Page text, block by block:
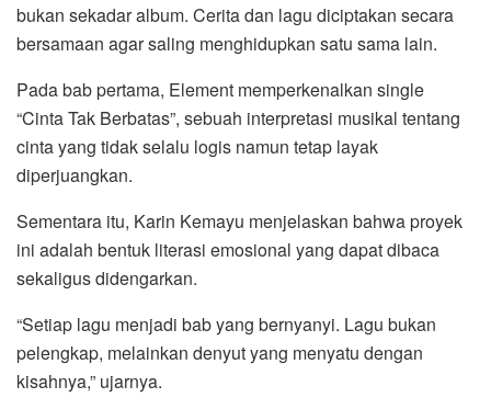
bukan sekadar album. Cerita dan lagu diciptakan secara
bersamaan agar saling menghidupkan satu sama lain.
Pada bab pertama, Element memperkenalkan single
“Cinta Tak Berbatas”, sebuah interpretasi musikal tentang
cinta yang tidak selalu logis namun tetap layak
diperjuangkan.
Sementara itu, Karin Kemayu menjelaskan bahwa proyek
ini adalah bentuk literasi emosional yang dapat dibaca
sekaligus didengarkan.
“Setiap lagu menjadi bab yang bernyanyi. Lagu bukan
pelengkap, melainkan denyut yang menyatu dengan
kisahnya,” ujarnya.